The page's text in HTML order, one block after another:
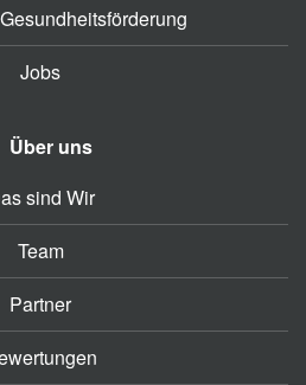
Jobs
Über uns
sind Wir
Team
Partner